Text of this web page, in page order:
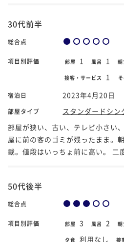
30代前半
総合点
項目別評価 部屋 1 風呂 1 朝
接客・サービス 1
宿泊日 2023年4月20日
部屋タイプ
スタンダードシン
部屋が狭い、古い、テレビ小さい
屋に前の客のゴミが残ったまま。
載。値段はいっちょ前に高い。 二
50代後半
総合点
項目別評価 部屋 3 風呂 2 朝
夕食 利用なし 接